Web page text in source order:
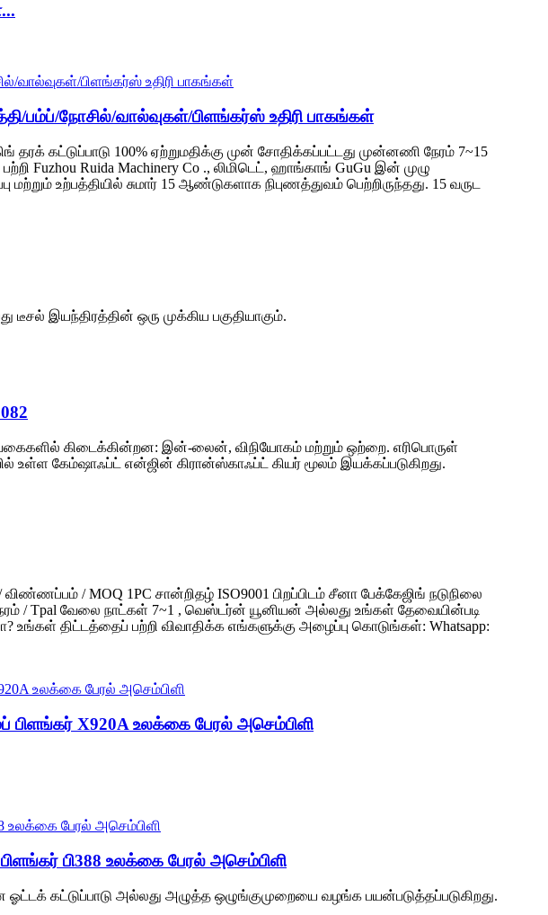
பம்ப்/நோசில்/வால்வுகள்/பிளங்கர்ஸ் உதிரி பாகங்கள்
தரக் கட்டுப்பாடு 100% ஏற்றுமதிக்கு முன் சோதிக்கப்பட்டது முன்னணி நேரம் 7~15
Ruida Machinery Co ., லிமிடெட், ஹாங்காங் GuGu இன் முழு
உற்பத்தியில் சுமார் 15 ஆண்டுகளாக நிபுணத்துவம் பெற்றிருந்தது. 15 வருட
இயந்திரத்தின் ஒரு முக்கிய பகுதியாகும்.
வகைகளில் கிடைக்கின்றன: இன்-லைன், விநியோகம் மற்றும் ஒற்றை. எரிபொருள்
உள்ள கேம்ஷாஃப்ட் என்ஜின் கிரான்ஸ்காஃப்ட் கியர் மூலம் இயக்கப்படுகிறது.
/ விண்ணப்பம் / MOQ 1PC சான்றிதழ் ISO9001 பிறப்பிடம் சீனா பேக்கேஜிங் நடுநிலை
/ Tpal வேலை நாட்கள் 7~1 , வெஸ்டர்ன் யூனியன் அல்லது உங்கள் தேவையின்படி
திட்டத்தைப் பற்றி விவாதிக்க எங்களுக்கு அழைப்பு கொடுங்கள்: Whatsapp:
பிளங்கர் X920A உலக்கை பேரல் அசெம்பிளி
பி388 உலக்கை பேரல் அசெம்பிளி
கட்டுப்பாடு அல்லது அழுத்த ஒழுங்குமுறையை வழங்க பயன்படுத்தப்படுகிறது.